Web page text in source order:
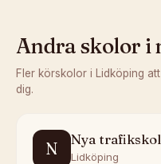
Andra skolor i
Fler körskolor i Lidköping
dig.
N Nya
Lidköping